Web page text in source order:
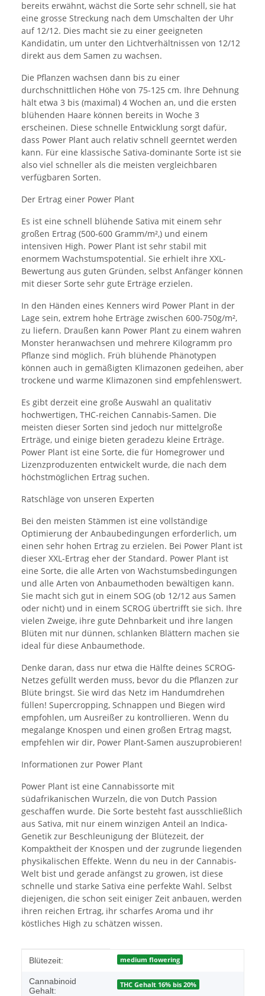
bereits erwähnt, wächst die Sorte sehr schnell, sie hat
eine grosse Streckung nach dem Umschalten der Uhr
auf 12/12. Dies macht sie zu einer geeigneten
Kandidatin, um unter den Lichtverhältnissen von 12/12
direkt aus dem Samen zu wachsen.
Die Pflanzen wachsen dann bis zu einer
durchschnittlichen Höhe von 75-125 cm. Ihre Dehnung
hält etwa 3 bis (maximal) 4 Wochen an, und die ersten
blühenden Haare können bereits in Woche 3
erscheinen. Diese schnelle Entwicklung sorgt dafür,
dass Power Plant auch relativ schnell geerntet werden
kann. Für eine klassische Sativa-dominante Sorte ist sie
also viel schneller als die meisten vergleichbaren
verfügbaren Sorten.
Der Ertrag einer Power Plant
Es ist eine schnell blühende Sativa mit einem sehr
großen Ertrag (500-600 Gramm/m²,) und einem
intensiven High. Power Plant ist sehr stabil mit
enormem Wachstumspotential. Sie erhielt ihre XXL-
Bewertung aus guten Gründen, selbst Anfänger können
mit dieser Sorte sehr gute Erträge erzielen.
In den Händen eines Kenners wird Power Plant in der
Lage sein, extrem hohe Erträge zwischen 600-750g/m²,
zu liefern. Draußen kann Power Plant zu einem wahren
Monster heranwachsen und mehrere Kilogramm pro
Pflanze sind möglich. Früh blühende Phänotypen
können auch in gemäßigten Klimazonen gedeihen, aber
trockene und warme Klimazonen sind empfehlenswert.
Es gibt derzeit eine große Auswahl an qualitativ
hochwertigen, THC-reichen Cannabis-Samen. Die
meisten dieser Sorten sind jedoch nur mittelgroße
Erträge, und einige bieten geradezu kleine Erträge.
Power Plant ist eine Sorte, die für Homegrower und
Lizenzproduzenten entwickelt wurde, die nach dem
höchstmöglichen Ertrag suchen.
Ratschläge von unseren Experten
Bei den meisten Stämmen ist eine vollständige
Optimierung der Anbaubedingungen erforderlich, um
einen sehr hohen Ertrag zu erzielen. Bei Power Plant ist
dieser XXL-Ertrag eher der Standard. Power Plant ist
eine Sorte, die alle Arten von Wachstumsbedingungen
und alle Arten von Anbaumethoden bewältigen kann.
Sie macht sich gut in einem SOG (ob 12/12 aus Samen
oder nicht) und in einem SCROG übertrifft sie sich. Ihre
vielen Zweige, ihre gute Dehnbarkeit und ihre langen
Blüten mit nur dünnen, schlanken Blättern machen sie
ideal für diese Anbaumethode.
Denke daran, dass nur etwa die Hälfte deines SCROG-
Netzes gefüllt werden muss, bevor du die Pflanzen zur
Blüte bringst. Sie wird das Netz im Handumdrehen
füllen! Supercropping, Schnappen und Biegen wird
empfohlen, um Ausreißer zu kontrollieren. Wenn du
megalange Knospen und einen großen Ertrag magst,
empfehlen wir dir, Power Plant-Samen auszuprobieren!
Informationen zur Power Plant
Power Plant ist eine Cannabissorte mit
südafrikanischen Wurzeln, die von Dutch Passion
geschaffen wurde. Die Sorte besteht fast ausschließlich
aus Sativa, mit nur einem winzigen Anteil an Indica-
Genetik zur Beschleunigung der Blütezeit, der
Kompaktheit der Knospen und der zugrunde liegenden
physikalischen Effekte. Wenn du neu in der Cannabis-
Welt bist und gerade anfängst zu growen, ist diese
schnelle und starke Sativa eine perfekte Wahl. Selbst
diejenigen, die schon seit einiger Zeit anbauen, werden
ihren reichen Ertrag, ihr scharfes Aroma und ihr
köstliches High zu schätzen wissen.
Produkteigenschaft
Wert
Blütezeit: medium flowering
Cannabinoid
Gehalt:
THC Gehalt 16% bis 20%